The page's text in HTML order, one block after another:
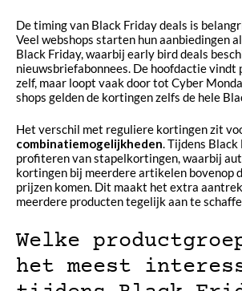
De timing van Black Friday deals is
Veel webshops starten hun aanbiedingen
Black Friday, waarbij early bird deals
nieuwsbriefabonnees. De hoofdactie vindt
zelf, maar loopt vaak door tot Cyber
shops gelden de kortingen zelfs de hele
Het verschil met reguliere kortingen zit
combinatiemogelijkheden. Tijdens
profiteren van stapelkortingen, waarbij
kortingen bij meerdere artikelen bovenop
prijzen komen. Dit maakt het extra
meerdere producten tegelijk aan te
Welke
het meest